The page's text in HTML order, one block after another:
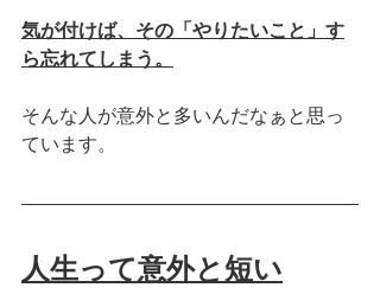
気が付けば、その「やりたいこと」す
ら忘れてしまう。
そんな人が意外と多いんだなぁと思っ
ています。
人生って意外と短い